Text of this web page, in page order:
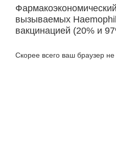
вызываемых
вакцинацией (20% и
Скорее всего ваш браузер